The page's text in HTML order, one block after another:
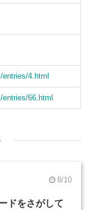
4.html
66.html
8/10
ドをさがして